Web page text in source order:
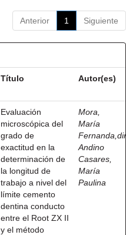
Anterior 1 Siguiente
Título Autor(es)
Evaluación
microscópica del
grado de
exactitud en la
determinación de
la longitud de
trabajo a nivel del
límite cemento
dentina conducto
entre el Root ZX II
y el método
Mora,
María
Andino
Casares,
María
Paulina